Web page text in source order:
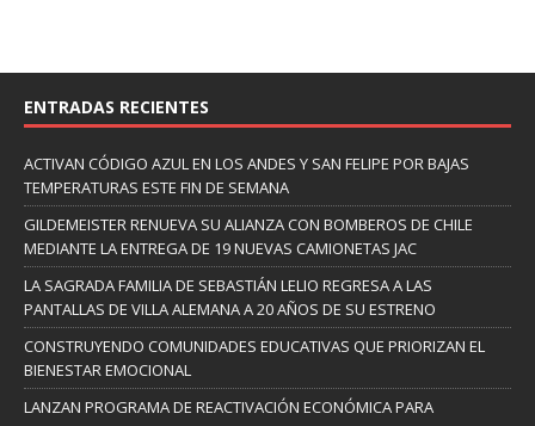
ENTRADAS RECIENTES
ACTIVAN CÓDIGO AZUL EN LOS ANDES Y SAN FELIPE POR BAJAS
TEMPERATURAS ESTE FIN DE SEMANA
GILDEMEISTER RENUEVA SU ALIANZA CON BOMBEROS DE CHILE
MEDIANTE LA ENTREGA DE 19 NUEVAS CAMIONETAS JAC
LA SAGRADA FAMILIA DE SEBASTIÁN LELIO REGRESA A LAS
PANTALLAS DE VILLA ALEMANA A 20 AÑOS DE SU ESTRENO
CONSTRUYENDO COMUNIDADES EDUCATIVAS QUE PRIORIZAN EL
BIENESTAR EMOCIONAL
LANZAN PROGRAMA DE REACTIVACIÓN ECONÓMICA PARA